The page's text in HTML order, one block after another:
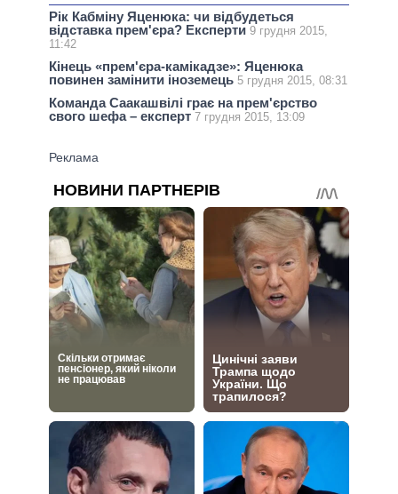
Рік Кабміну Яценюка: чи відбудеться
відставка прем'єра? Експерти 9 грудня 2015,
11:42
Кінець «прем'єра-камікадзе»: Яценюка
повинен замінити іноземець 5 грудня 2015, 08:31
Команда Саакашвілі грає на прем'єрство
свого шефа – експерт 7 грудня 2015, 13:09